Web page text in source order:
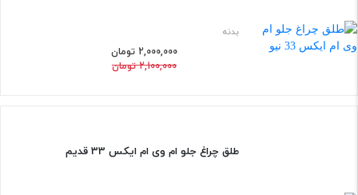
بدنه
2,000,000 تومان
2,100,000 تومان
طلق چراغ جلو ام وی ام ایکس 33 قدیم